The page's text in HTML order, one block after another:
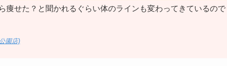
痩せた？と聞かれるぐらい体のラインも変わってきているので
園店)